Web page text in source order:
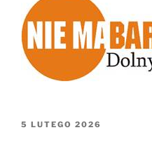
OPUBLIKOWANE
5 LUTEGO 2026